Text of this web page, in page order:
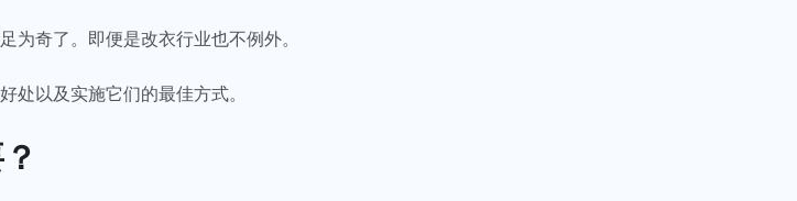
为奇了。即便是改衣行业也不例外。
处以及实施它们的最佳方式。